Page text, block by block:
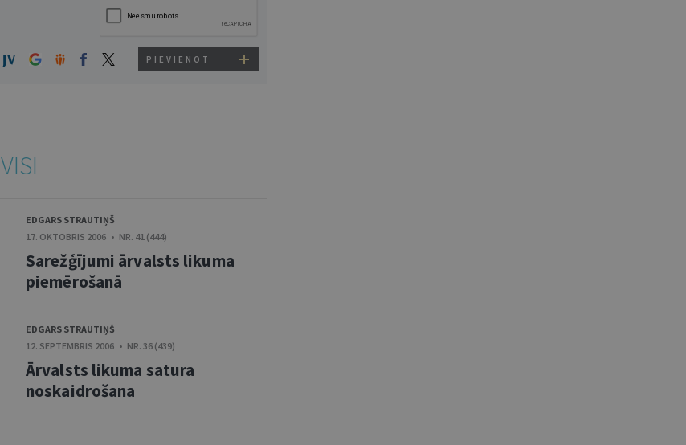
PIEVIENOT
VISI
EDGARS STRAUTIŅŠ
17. OKTOBRIS 2006 • NR. 41 (444)
Sarežģījumi ārvalsts likuma
piemērošanā
EDGARS STRAUTIŅŠ
12. SEPTEMBRIS 2006 • NR. 36 (439)
Ārvalsts likuma satura
noskaidrošana